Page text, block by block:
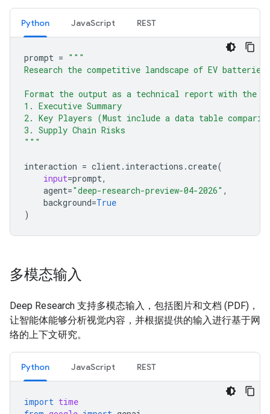
Python JavaScript REST
prompt = """
Research the competitive landscape of EV batteries.
Format the output as a technical report with the
1. Executive Summary
2. Key Players (Must include a data table
3. Supply Chain Risks
"""
interaction = client. interactions .create(
input=prompt,
agent="deep-research-preview-04-2026" ,
background=True
)
多模态输入
Deep Research 支持多模态输入，包括图片和文档 (PDF)，
让智能体能够分析视觉内容，并根据提供的输入进行基于网
络的上下文研究。
Python JavaScript REST
import time